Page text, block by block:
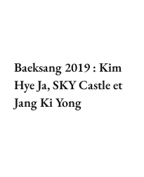
Baeksang 2019 : Kim
Hye Ja, SKY Castle et
Jang Ki Yong